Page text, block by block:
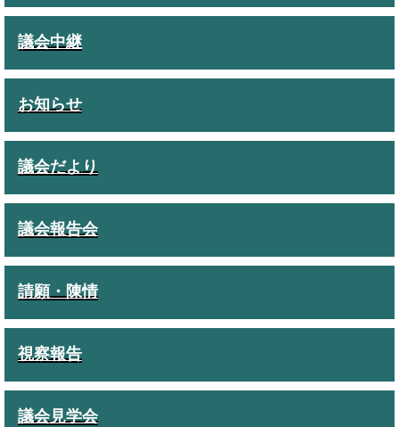
議会中継
お知らせ
議会だより
議会報告会
請願・陳情
視察報告
議会見学会